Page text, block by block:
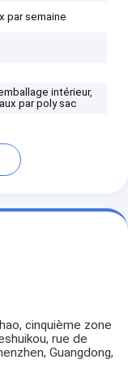
par semaine
intérieur,
par poly sac
cinquième zone
rue de
Guangdong,